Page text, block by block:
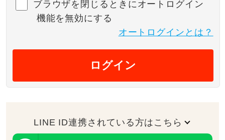
ブラウザを閉じるときにオートログイン
機能を無効にする
オートログインとは？
ログイン
LINE ID連携されている方はこちら